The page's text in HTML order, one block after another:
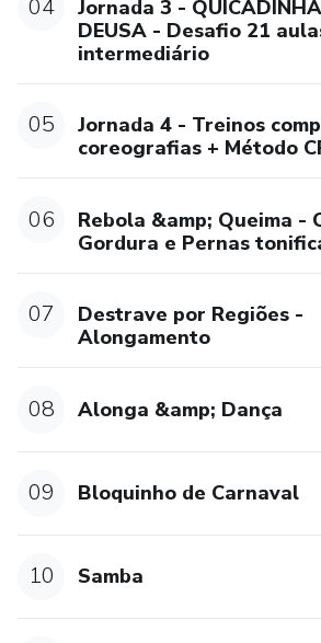
Mais confiança no corpo.
Corpo saudável e em movimento.
Sensualidade natural e possível no
Energia renovada para a vida.
O Dança Diária não é só um curso, é
completa de movimento e cuidado
“Este produto não substitui o parecer
consulte um profissional da saúde
relativos à saúde.”
04
Jornada 3 -
DEUSA - Desafio 21
intermediário
05
Jornada 4 - Treinos
coreografias + Método
06
Rebola &amp; Queima -
Gordura e Pernas
07
Destrave por Regiões -
Alongamento
08 Alonga &amp; Dança
09 Bloquinho de Carnaval
10 Samba